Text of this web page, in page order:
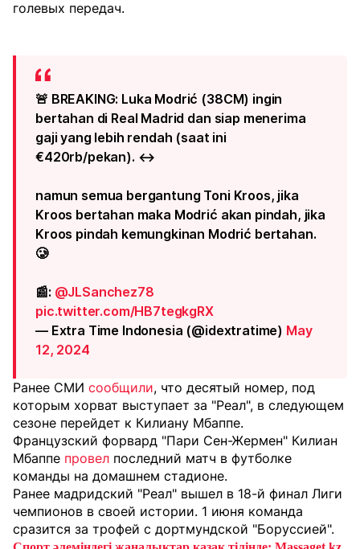
голевых передач.
🚨 BREAKING: Luka Modrić (38CM) ingin
bertahan di Real Madrid dan siap menerima
gaji yang lebih rendah (saat ini
€420rb/pekan). ↔️
namun semua bergantung Toni Kroos, jika
Kroos bertahan maka Modrić akan pindah, jika
Kroos pindah kemungkinan Modrić bertahan.
🥲
📰: @JLSanchez78
pic.twitter.com/HB7tegkgRX
— Extra Time Indonesia (@idextratime) May
12, 2024
Ранее СМИ сообщили, что десятый номер, под
которым хорват выступает за "Реал", в следующем
сезоне перейдет к Килиану Мбаппе.
Французский форвард "Пари Сен-Жермен" Килиан
Мбаппе провел последний матч в футболке
команды на домашнем стадионе.
Ранее мадридский "Реал" вышел в 18-й финал Лиги
чемпионов в своей истории. 1 июня команда
сразится за трофей с дортмундской "Боруссией".